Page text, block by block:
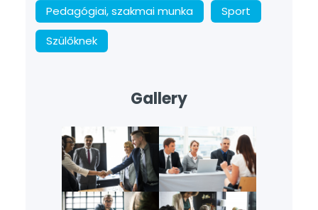
Pedagógiai, szakmai munka
Sport
Szülőknek
Gallery